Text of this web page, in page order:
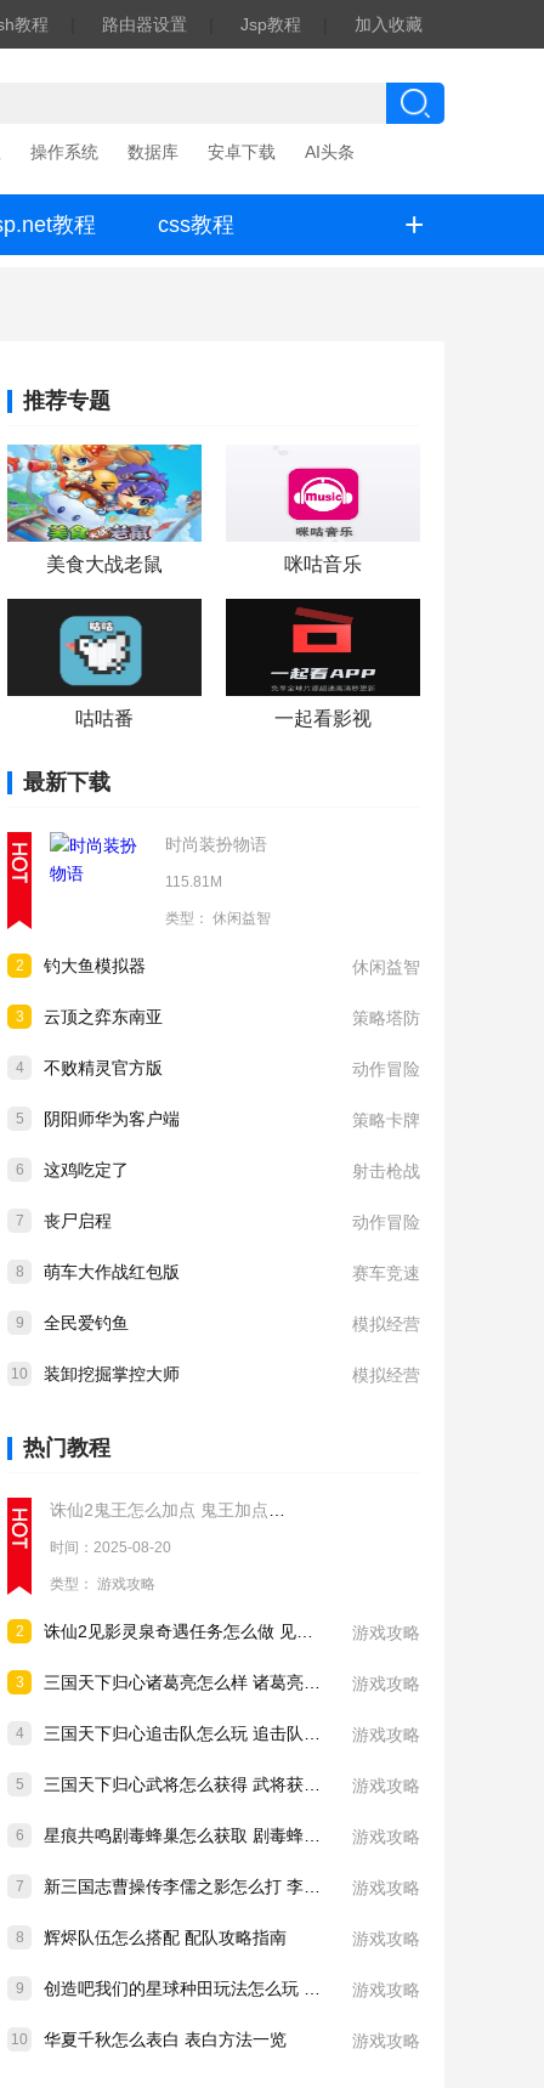
教程 路由器设置 Jsp教程 加入收藏
操作系统 数据库 安卓下载 AI头条
教程 css教程 +
推荐专题
美食大战老鼠 咪咕音乐
咕咕番 一起看影视
最新下载
时尚装扮物语
115.81M
类型： 休闲益智
2 钓大鱼模拟器 休闲益智
3 云顶之弈东南亚 策略塔防
4 不败精灵官方版 动作冒险
5 阴阳师华为客户端 策略卡牌
6 这鸡吃定了 射击枪战
7 丧尸启程 动作冒险
8 萌车大作战红包版 赛车竞速
9 全民爱钓鱼 模拟经营
10 装卸挖掘掌控大师 模拟经营
热门教程
时间：2025-08-20
类型： 游戏攻略
2 游戏攻略
3 游戏攻略
4 游戏攻略
5 游戏攻略
6 游戏攻略
7 游戏攻略
8 辉烬队伍怎么搭配 配队攻略指南 游戏攻略
9 游戏攻略
10 华夏千秋怎么表白 表白方法一览 游戏攻略